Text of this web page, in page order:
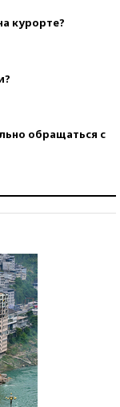
курорте?
обращаться с